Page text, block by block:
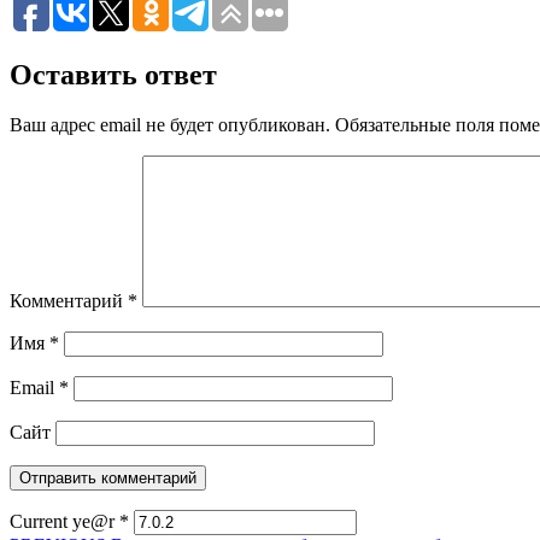
Оставить ответ
Ваш адрес email не будет опубликован. Обязательные поля
Комментарий *
Имя *
Email *
Сайт
Current ye@r *